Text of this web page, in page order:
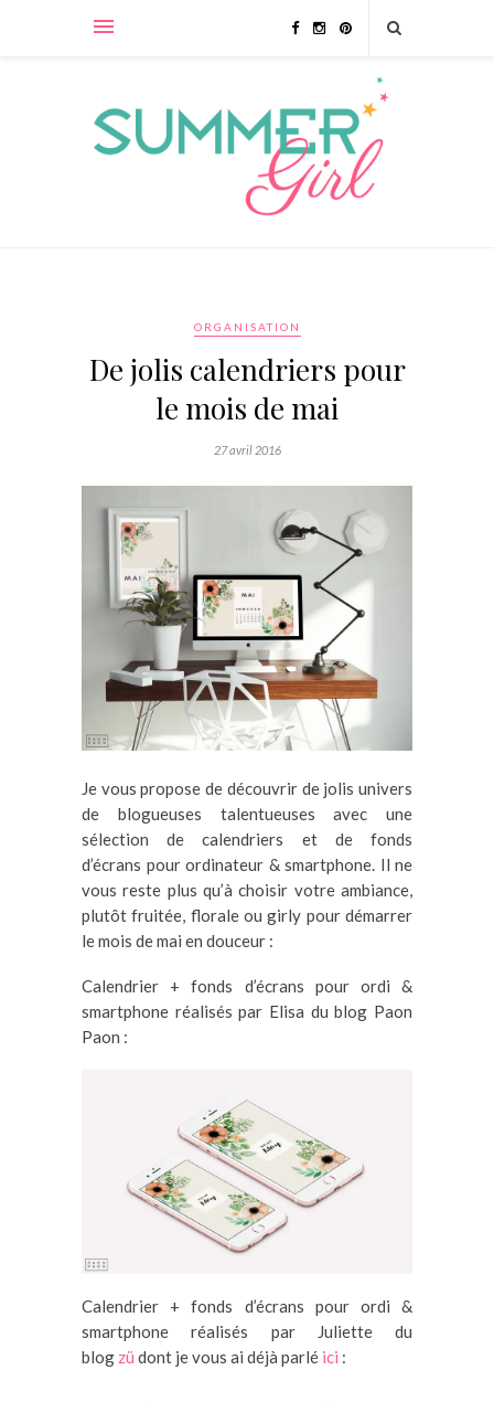
ORGANISATION
De jolis calendriers pour
le mois de mai
27 avril 2016
Je vous propose de découvrir de jolis univers
de blogueuses talentueuses avec une
sélection de calendriers et de fonds
d’écrans pour ordinateur & smartphone. Il ne
vous reste plus qu’à choisir votre ambiance,
plutôt fruitée, florale ou girly pour démarrer
le mois de mai en douceur :
Calendrier + fonds d’écrans pour ordi &
smartphone réalisés par Elisa du blog Paon
Paon :
Calendrier + fonds d’écrans pour ordi &
smartphone réalisés par Juliette du
blog zü dont je vous ai déjà parlé ici :